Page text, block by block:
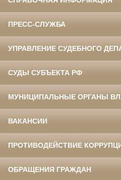
ПРЕСС-СЛУЖБА
УПРАВЛЕНИЕ СУДЕБНОГО
СУДЫ СУБЪЕКТА РФ
МУНИЦИПАЛЬНЫЕ ОРГАНЫ
ВАКАНСИИ
ПРОТИВОДЕЙСТВИЕ
ОБРАЩЕНИЯ ГРАЖДАН